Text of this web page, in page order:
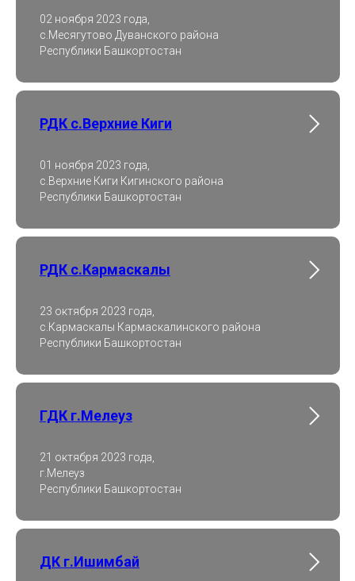
02 ноября 2023 года,
с.Месягутово Дуванского района
Республики Башкортостан
РДК с.Верхние Киги
01 ноября 2023 года,
с.Верхние Киги Кигинского района
Республики Башкортостан
РДК с.Кармаскалы
23 октября 2023 года,
с.Кармаскалы Кармаскалинского района
Республики Башкортостан
ГДК г.Мелеуз
21 октября 2023 года,
г.Мелеуз
Республики Башкортостан
ДК г.Ишимбай